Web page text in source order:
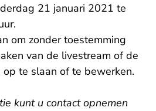
21 januari 2021 te
om zonder toestemming
van de livestream of de
te slaan of te bewerken.
kunt u contact opnemen